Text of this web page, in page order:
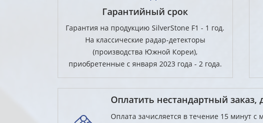
Гарантийный срок
Гарантия на продукцию SilverStone F1 - 1 год.
На классические радар-детекторы
(производства Южной Кореи),
приобретенные с января 2023 года - 2 года.
Оплатить нестандартный
Оплата зачисляется в течение 15 минут